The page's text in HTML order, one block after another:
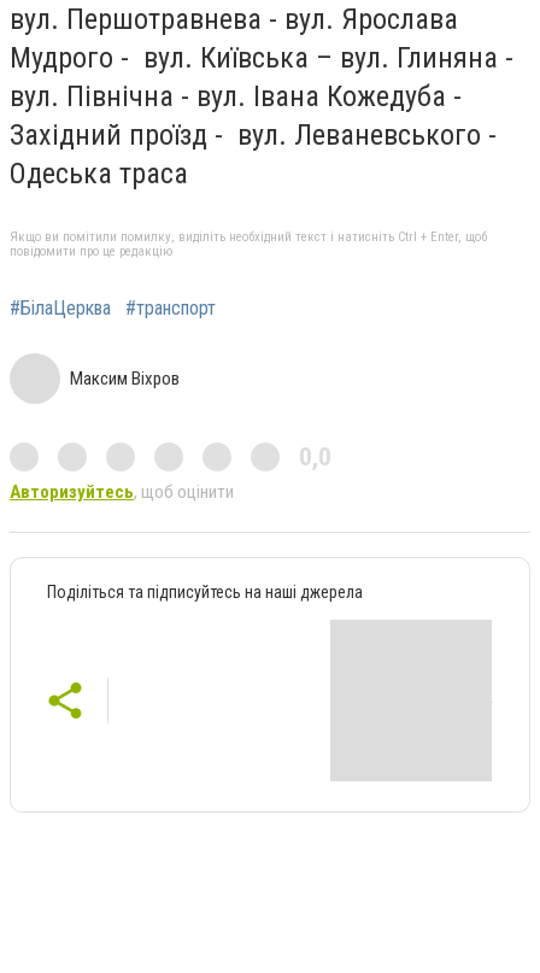
вул. Першотравнева - вул. Ярослава
Мудрого - вул. Київська – вул. Глиняна -
вул. Північна - вул. Івана Кожедуба -
Західний проїзд - вул. Леваневського -
Одеська траса
Якщо ви помітили помилку, виділіть необхідний текст і натисніть Ctrl + Enter, щоб
повідомити про це редакцію
#БілаЦерква #транспорт
Максим Віхров
0,0
Авторизуйтесь, щоб оцінити
Поділіться та підписуйтесь на наші джерела